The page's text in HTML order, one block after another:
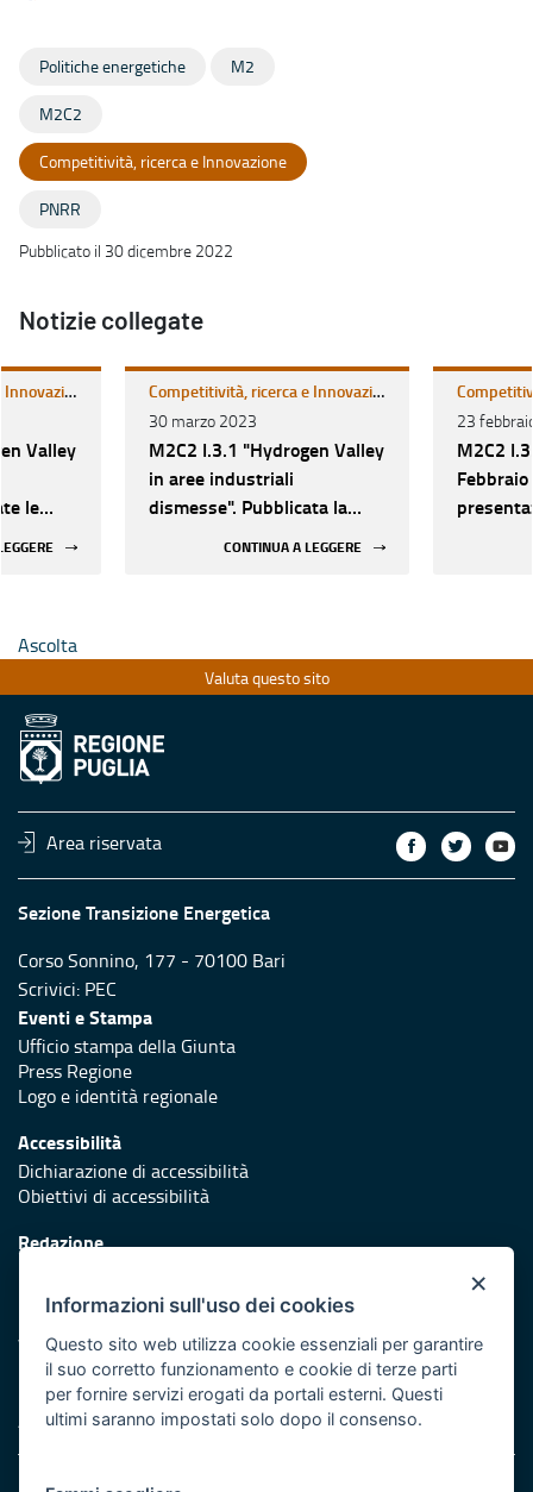
Politiche energetiche M2
M2C2
Competitività, ricerca e Innovazione
PNRR
Pubblicato il 30 dicembre 2022
Notizie collegate
Competitività, ricerca e Innovazione
Valley
le
Competitività, ricerca e Innovazione
30 marzo 2023
M2C2 I.3.1 "Hydrogen Valley
in aree industriali
dismesse". Pubblicata la
CONTINUA A LEGGERE
23
M2C2
Ascolta
Valuta questo sito
Area riservata
Sezione Transizione Energetica
Corso Sonnino, 177 - 70100 Bari
Scrivici: PEC
Eventi e Stampa
Ufficio stampa della Giunta
Press Regione
Logo e identità regionale
Accessibilità
Dichiarazione di accessibilità
Obiettivi di accessibilità
Redazione
Protezione civile
Vai al sito di Protezione Civile Puglia
Iniziativa finanziata con risorse del POR Puglia 2014/2020 -
Asse XI
Note legali
×
Informazioni sull'uso dei cookies
Questo sito web utilizza cookie essenziali per garantire
il suo corretto funzionamento e cookie di terze parti
per fornire servizi erogati da portali esterni. Questi
ultimi saranno impostati solo dopo il consenso.